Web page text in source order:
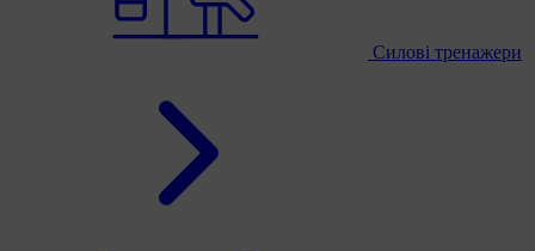
Силові тренажери